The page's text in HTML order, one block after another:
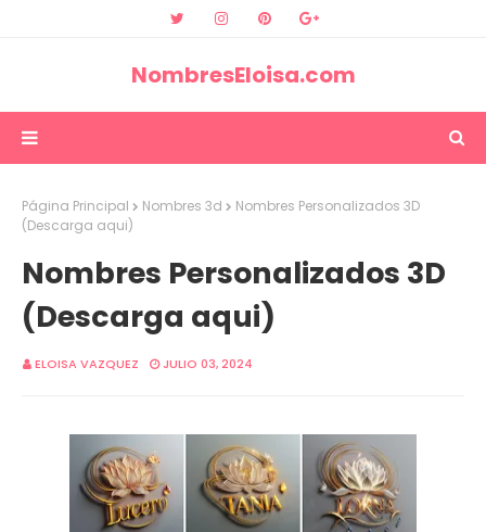
NombresEloisa.com
Página Principal Nombres 3d
Nombres Personalizados 3D
(Descarga aqui)
Nombres Personalizados 3D
(Descarga aqui)
ELOISA VAZQUEZ JULIO 03, 2024